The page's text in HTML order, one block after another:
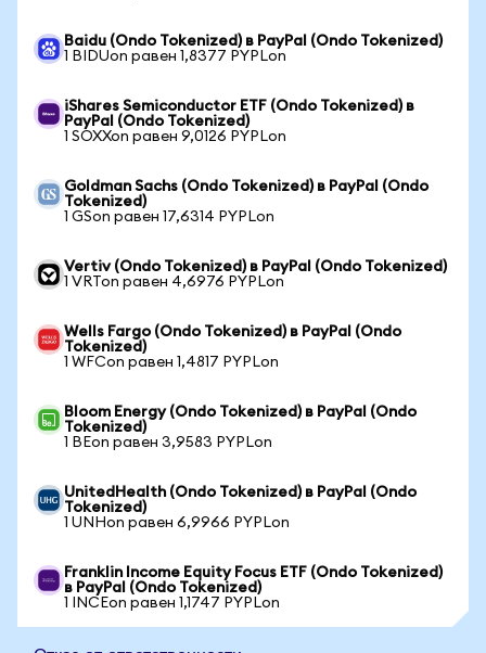
Baidu (Ondo Tokenized) в PayPal (Ondo Tokenized)
1 BIDUon равен 1,8377 PYPLon
iShares Semiconductor ETF (Ondo Tokenized) в
PayPal (Ondo Tokenized)
1 SOXXon равен 9,0126 PYPLon
Goldman Sachs (Ondo Tokenized) в PayPal (Ondo
Tokenized)
1 GSon равен 17,6314 PYPLon
Vertiv (Ondo Tokenized) в PayPal (Ondo Tokenized)
1 VRTon равен 4,6976 PYPLon
Wells Fargo (Ondo Tokenized) в PayPal (Ondo
Tokenized)
1 WFCon равен 1,4817 PYPLon
Bloom Energy (Ondo Tokenized) в PayPal (Ondo
Tokenized)
1 BEon равен 3,9583 PYPLon
UnitedHealth (Ondo Tokenized) в PayPal (Ondo
Tokenized)
1 UNHon равен 6,9966 PYPLon
Franklin Income Equity Focus ETF (Ondo Tokenized)
в PayPal (Ondo Tokenized)
1 INCEon равен 1,1747 PYPLon